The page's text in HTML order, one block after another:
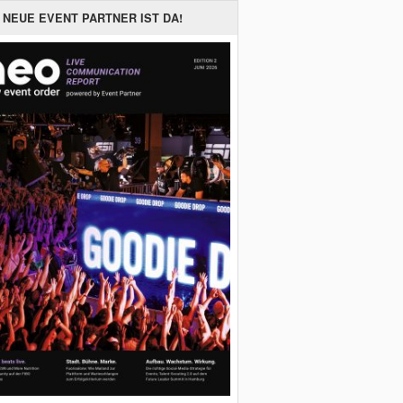
EVENT PARTNER IST DA!